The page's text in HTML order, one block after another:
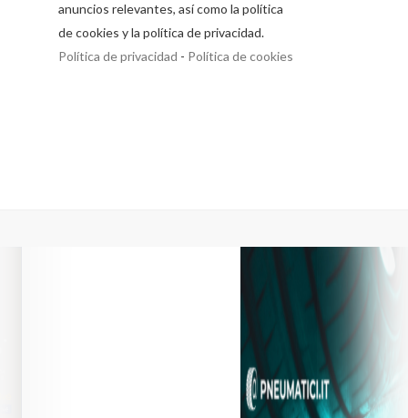
anuncios relevantes, así como la política
de cookies y la política de privacidad.
Política de privacidad - Política de cookies